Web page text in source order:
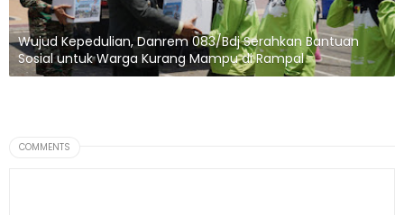
Wujud Kepedulian, Danrem 083/Bdj Serahkan Bantuan
Sosial untuk Warga Kurang Mampu di Rampal
COMMENTS